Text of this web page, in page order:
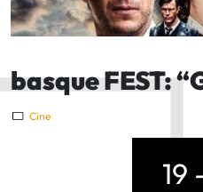
basque FEST:
Cine
19